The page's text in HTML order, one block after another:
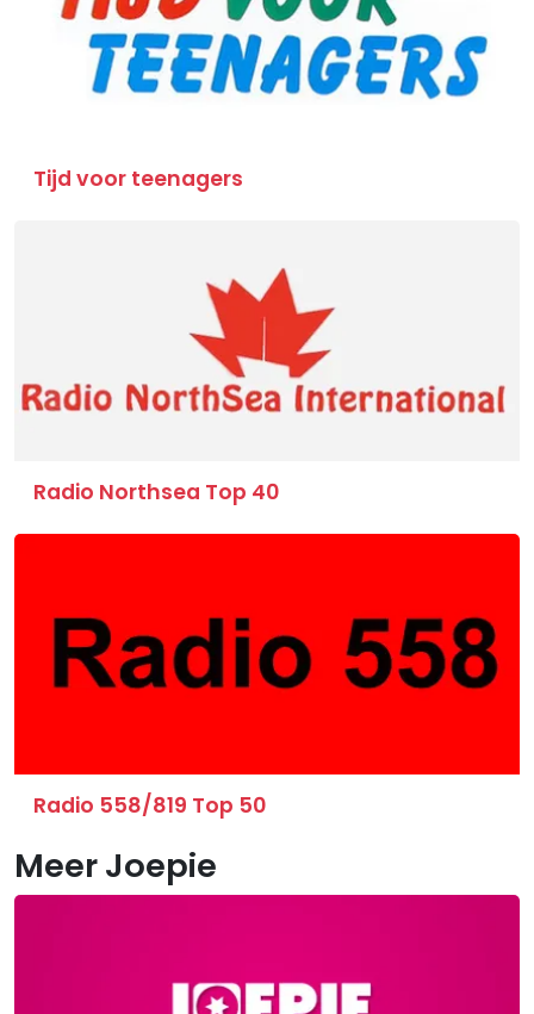
Tijd voor teenagers
Radio Northsea Top 40
Radio 558/819 Top 50
Meer Joepie